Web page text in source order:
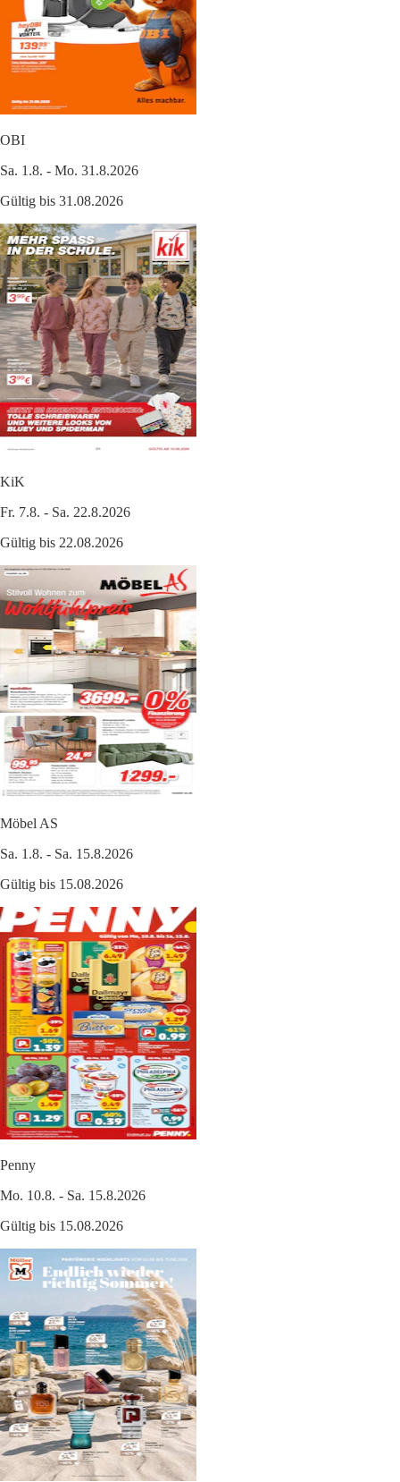
OBI
Sa. 1.8. - Mo. 31.8.2026
Gültig bis 31.08.2026
KiK
Fr. 7.8. - Sa. 22.8.2026
Gültig bis 22.08.2026
Möbel AS
Sa. 1.8. - Sa. 15.8.2026
Gültig bis 15.08.2026
Penny
Mo. 10.8. - Sa. 15.8.2026
Gültig bis 15.08.2026